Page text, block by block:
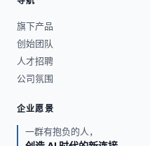
旗下产品
创始团队
人才招聘
公司氛围
企业愿景
一群有抱负的人，